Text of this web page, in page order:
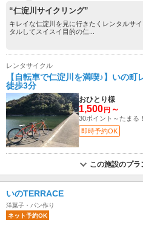
“仁淀川サイクリング”
キレイな仁淀川を見に行きたくレンタルサ
タルしてスイスイ目的の仁...
レンタサイクル
【自転車で仁淀川を満喫♪】いの
徒歩3分
おひとり様
1,500 円 ～
30ポイント～たまる！
即時予約OK
この施設のプラ
いのTERRACE
洋菓子・パン作り
ネット予約OK